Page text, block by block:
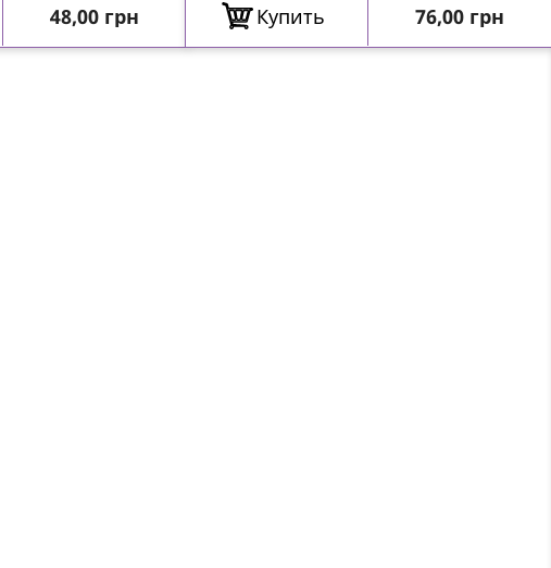
Цена
48,00 грн Купить Цена
76,00 грн